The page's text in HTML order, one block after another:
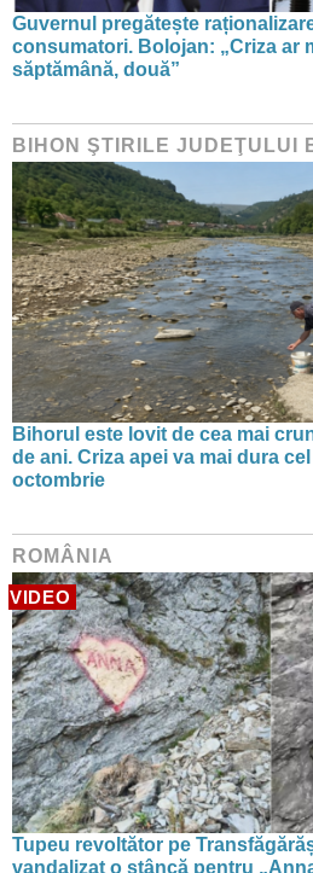
Guvernul pregătește
consumatori. Bolojan: „Criza ar
săptămână, două”
BIHON ŞTIRILE JUDEŢULUI
Bihorul este lovit de cea mai
de ani. Criza apei va mai dura
octombrie
ROMÂNIA
VIDEO
Tupeu revoltător pe
vandalizat o stâncă pentru